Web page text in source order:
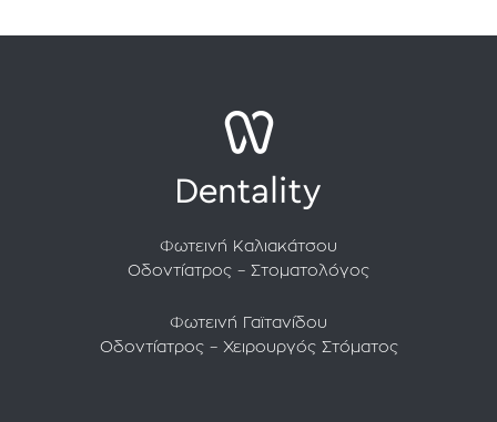
Φωτεινή Καλιακάτσου
Οδοντίατρος – Στοματολόγος
Φωτεινή Γαϊτανίδου
Οδοντίατρος – Χειρουργός Στόματος